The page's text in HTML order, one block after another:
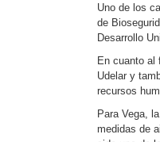
Uno de los
de
Desarrollo
En cuanto al
Udelar y
recursos
Para Vega,
medidas de